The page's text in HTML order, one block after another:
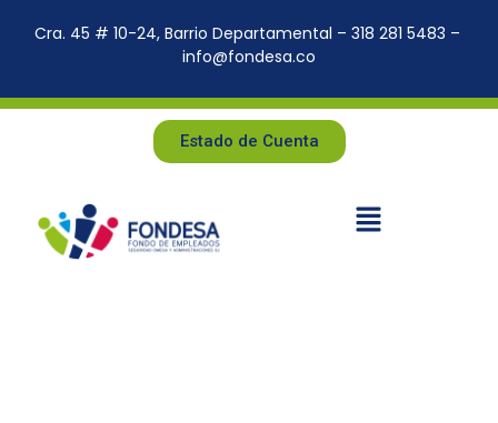
Cra. 45 # 10-24, Barrio Departamental – 318 281 5483 –
info@fondesa.co
Estado de Cuenta